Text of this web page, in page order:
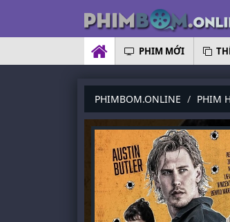
PHIM MỚI
PHIMBOM.ONLINE PHIM